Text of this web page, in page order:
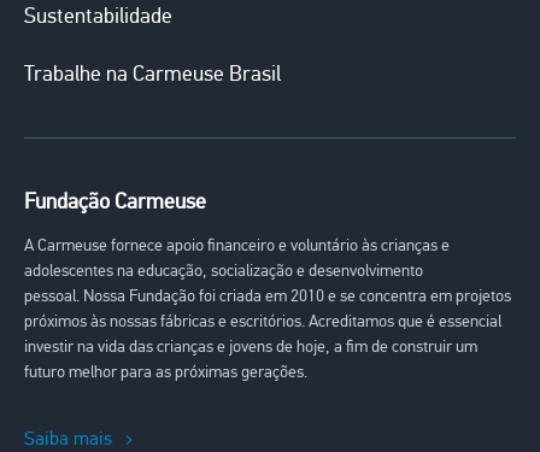
Sustentabilidade
Trabalhe na Carmeuse Brasil
Fundação Carmeuse
A Carmeuse fornece apoio financeiro e voluntário às crianças e
adolescentes na educação, socialização e desenvolvimento
pessoal. Nossa Fundação foi criada em 2010 e se concentra em projetos
próximos às nossas fábricas e escritórios. Acreditamos que é essencial
investir na vida das crianças e jovens de hoje, a fim de construir um
futuro melhor para as próximas gerações.
Saiba mais